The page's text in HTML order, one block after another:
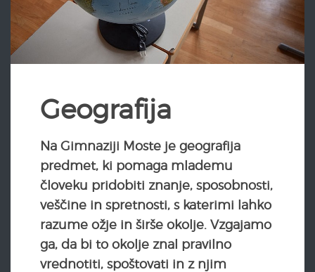
Geografija
Na Gimnaziji Moste je geografija
predmet, ki pomaga mlademu
človeku pridobiti znanje, sposobnosti,
veščine in spretnosti, s katerimi lahko
razume ožje in širše okolje. Vzgajamo
ga, da bi to okolje znal pravilno
vrednotiti, spoštovati in z njim